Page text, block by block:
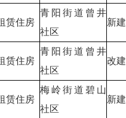
赁住房
青阳街道曾井
社区
新建
赁住房
青阳街道曾井
社区
改建
赁住房
梅岭街道碧山
社区
新建